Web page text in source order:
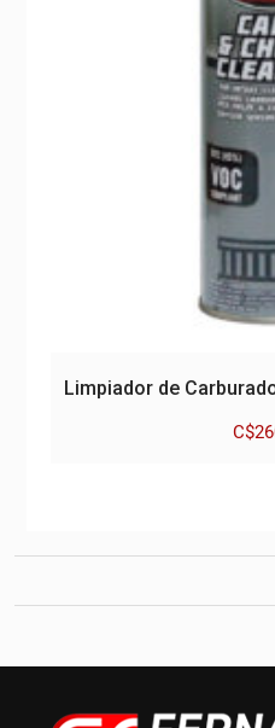
Limpiador de
C$